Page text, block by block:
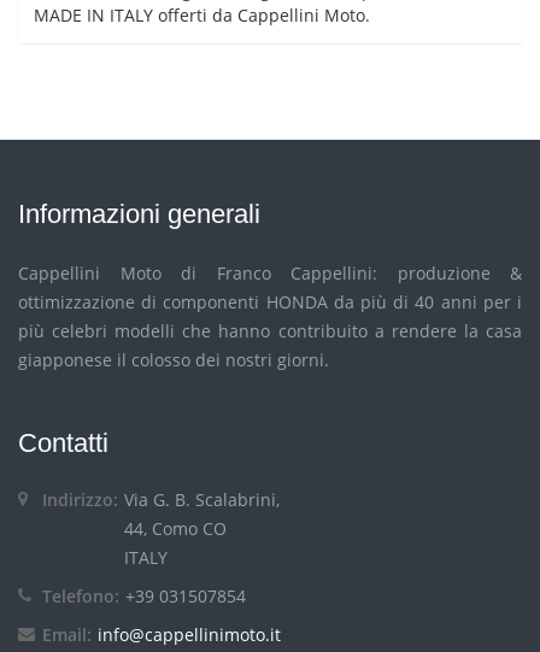
MADE IN ITALY offerti da Cappellini Moto.
Informazioni generali
Cappellini Moto di Franco Cappellini: produzione &
ottimizzazione di componenti HONDA da più di 40 anni per i
più celebri modelli che hanno contribuito a rendere la casa
giapponese il colosso dei nostri giorni.
Contatti
Indirizzo: Via G. B. Scalabrini,
44, Como CO
ITALY
Telefono: +39 031507854
Email: info@cappellinimoto.it